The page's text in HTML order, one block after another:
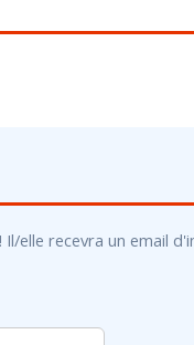
elle recevra un email